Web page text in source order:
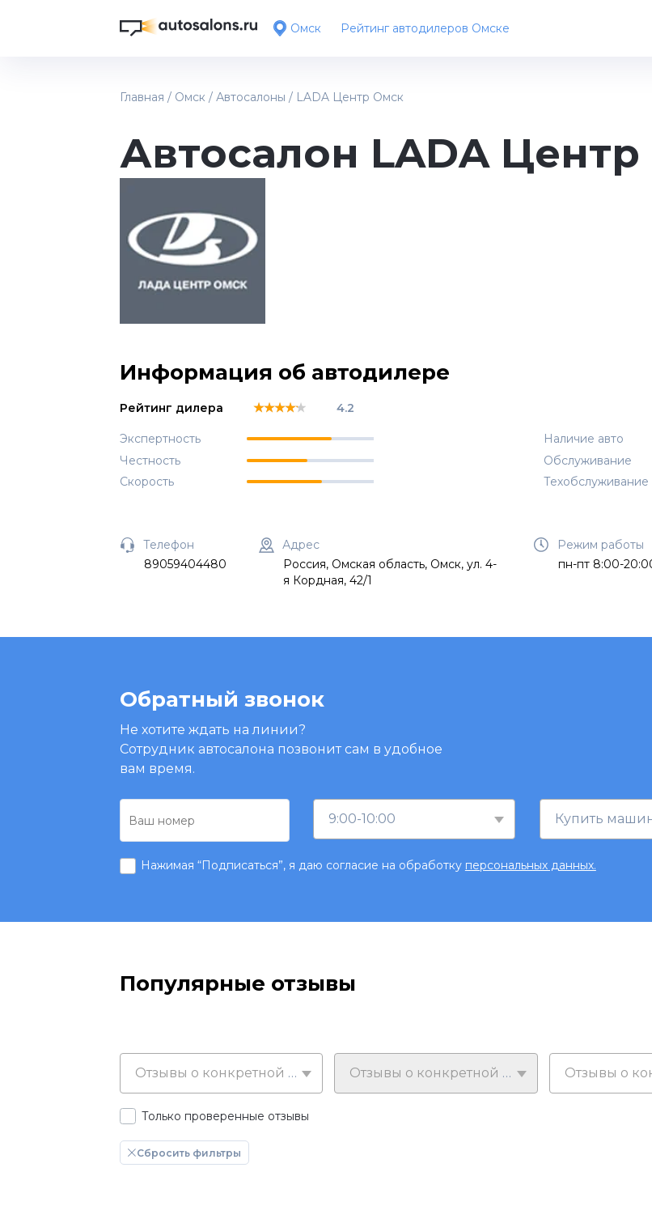
Главная / Омск / Автосалоны / LADA Центр Омск
Омск Рейтинг автодилеров Омске
Автосалон LADA
Информация об автодилере
Рейтинг дилера ★★★★★
★★★★★
★★★★★ 4.2
Экспертность
Честность
Скорость
Наличие авто
Обслуживание
Техобслуживание
Телефон
89059404480
Адрес
Россия, Омская область, Омск, ул. 4-
я Кордная, 42/1
Режим работы
пн-пт 8:00-
Обратный звонок
Не хотите ждать на линии?
Сотрудник автосалона позвонит сам в удобное
вам время.
9:00-10:00 Купить
Нажимая “Подписаться”, я даю согласие на обработку персональных данных.
Популярные отзывы
Отзывы о конкретной марке Отзывы о конкретной модели
Только проверенные отзывы
Сбросить фильтры